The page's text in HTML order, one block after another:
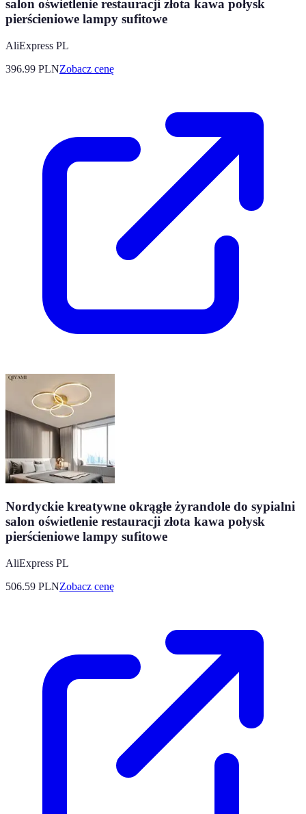
salon oświetlenie restauracji złota kawa połysk
pierścieniowe lampy sufitowe
AliExpress PL
396.99 PLNZobacz cenę
Nordyckie kreatywne okrągłe żyrandole do sypialni
salon oświetlenie restauracji złota kawa połysk
pierścieniowe lampy sufitowe
AliExpress PL
506.59 PLNZobacz cenę